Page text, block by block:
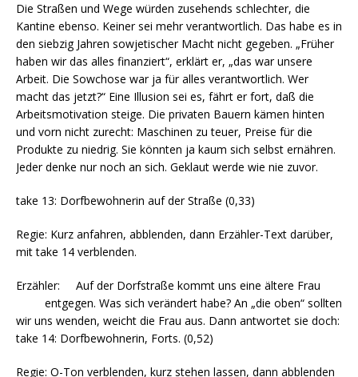
Die Straßen und Wege würden zusehends schlechter, die
Kantine ebenso. Keiner sei mehr verantwortlich. Das habe es in
den siebzig Jahren sowjetischer Macht nicht gegeben. „Früher
haben wir das alles finanziert“, erklärt er, „das war unsere
Arbeit. Die Sowchose war ja für alles verantwortlich. Wer
macht das jetzt?“ Eine Illusion sei es, fährt er fort, daß die
Arbeitsmotivation steige. Die privaten Bauern kämen hinten
und vorn nicht zurecht: Maschinen zu teuer, Preise für die
Produkte zu niedrig. Sie könnten ja kaum sich selbst ernähren.
Jeder denke nur noch an sich. Geklaut werde wie nie zuvor.
take 13: Dorfbewohnerin auf der Straße (0,33)
Regie: Kurz anfahren, abblenden, dann Erzähler-Text darüber,
mit take 14 verblenden.
Erzähler: Auf der Dorfstraße kommt uns eine ältere Frau
entgegen. Was sich verändert habe? An „die oben“ sollten
wir uns wenden, weicht die Frau aus. Dann antwortet sie doch:
take 14: Dorfbewohnerin, Forts. (0,52)
Regie: O-Ton verblenden, kurz stehen lassen, dann abblenden